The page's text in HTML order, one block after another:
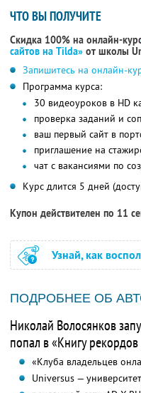
ЧТО ВЫ ПОЛУЧИТЕ
Скидка 100% на онлайн-
сайтов на Tilda» от школы
Запишитесь на онлайн-
Программа курса:
30 видеоуроков в HD
проверка заданий и
ваш первый сайт в
приглашение на
чат с вакансиями по
Курс длится 5 дней
Купон действителен по 11
Узнай, как
ПОДРОБНЕЕ ОБ
Николай Волосянков
попал в «Книгу
«Клуба владельцев
Universus —